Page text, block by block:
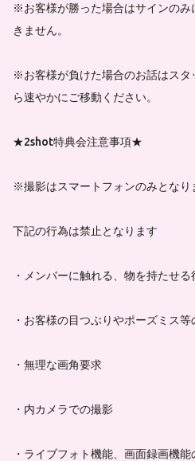
※お客様が勝った場合はサインのみ
きません。
※お客様が負けた場合のお話はスタ
ら速やかにご移動ください。
★2shot特典会注意事項★
※撮影はスマートフォンのみとなり
下記の行為は禁止となります
・メンバーに触れる、物を持たせる
・お客様の目つぶりやポーズミス
・無理な画角要求
・内カメラでの撮影
・ライブフォト機能、画面録画機能